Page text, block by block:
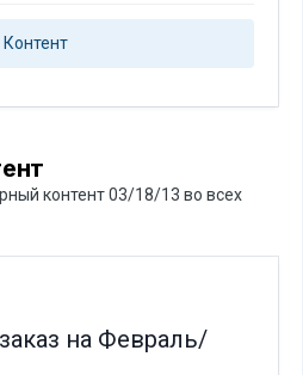
Контент
контент 03/18/13 во всех
на Февраль/